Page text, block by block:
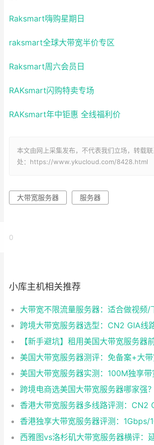
Raksmart嗨购星期日
raksmart全球大带宽半价专区
Raksmart周六会员日
RAKsmart闪购特卖专场
RAKsmart年中钜惠 全线福利价
本文由网上采集发布，不代表我们立场，转载
处：https://www.ykucloud.com/8428.html
大带宽服务器 服务器
0
小库主机相关推荐